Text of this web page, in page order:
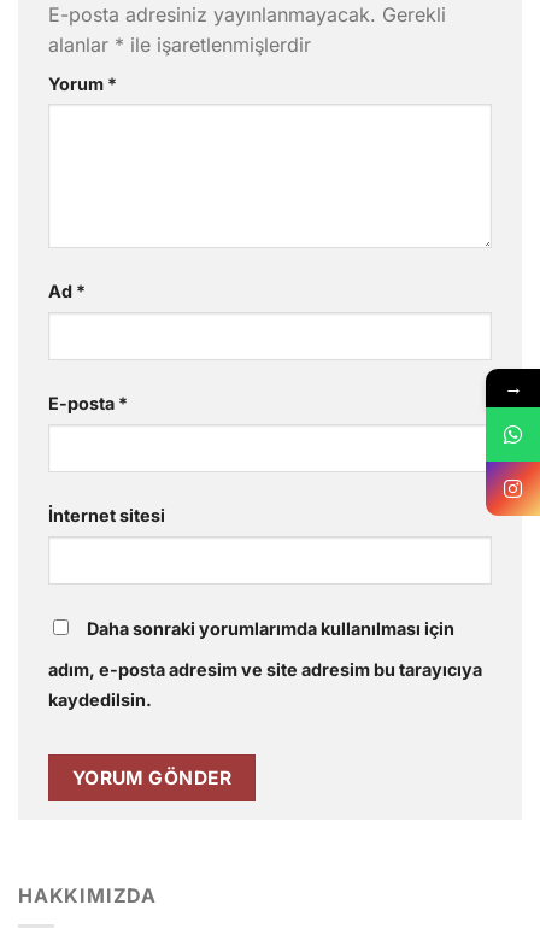
E-posta adresiniz yayınlanmayacak. Gerekli
alanlar * ile işaretlenmişlerdir
Yorum *
Ad *
E-posta *
İnternet sitesi
Daha sonraki yorumlarımda kullanılması için
adım, e-posta adresim ve site adresim bu tarayıcıya
kaydedilsin.
HAKKIMIZDA
→